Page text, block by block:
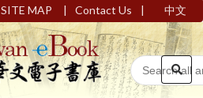
SITE MAP | Contact Us | 中文